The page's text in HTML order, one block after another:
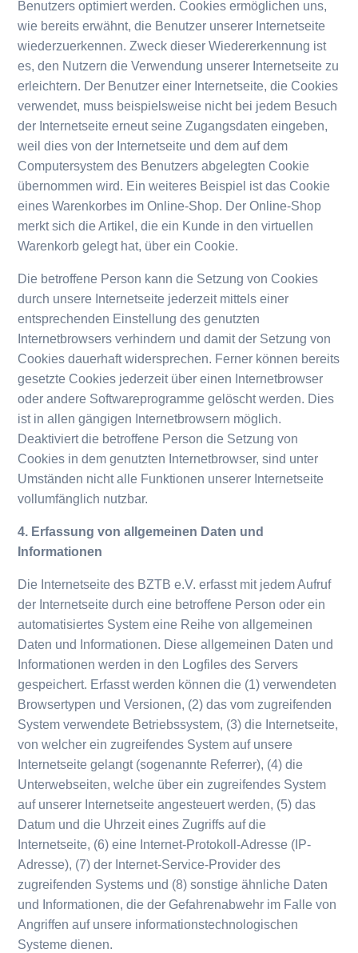
Benutzers optimiert werden. Cookies ermöglichen uns,
wie bereits erwähnt, die Benutzer unserer Internetseite
wiederzuerkennen. Zweck dieser Wiedererkennung ist
es, den Nutzern die Verwendung unserer Internetseite zu
erleichtern. Der Benutzer einer Internetseite, die Cookies
verwendet, muss beispielsweise nicht bei jedem Besuch
der Internetseite erneut seine Zugangsdaten eingeben,
weil dies von der Internetseite und dem auf dem
Computersystem des Benutzers abgelegten Cookie
übernommen wird. Ein weiteres Beispiel ist das Cookie
eines Warenkorbes im Online-Shop. Der Online-Shop
merkt sich die Artikel, die ein Kunde in den virtuellen
Warenkorb gelegt hat, über ein Cookie.
Die betroffene Person kann die Setzung von Cookies
durch unsere Internetseite jederzeit mittels einer
entsprechenden Einstellung des genutzten
Internetbrowsers verhindern und damit der Setzung von
Cookies dauerhaft widersprechen. Ferner können bereits
gesetzte Cookies jederzeit über einen Internetbrowser
oder andere Softwareprogramme gelöscht werden. Dies
ist in allen gängigen Internetbrowsern möglich.
Deaktiviert die betroffene Person die Setzung von
Cookies in dem genutzten Internetbrowser, sind unter
Umständen nicht alle Funktionen unserer Internetseite
vollumfänglich nutzbar.
4. Erfassung von allgemeinen Daten und
Informationen
Die Internetseite des BZTB e.V. erfasst mit jedem Aufruf
der Internetseite durch eine betroffene Person oder ein
automatisiertes System eine Reihe von allgemeinen
Daten und Informationen. Diese allgemeinen Daten und
Informationen werden in den Logfiles des Servers
gespeichert. Erfasst werden können die (1) verwendeten
Browsertypen und Versionen, (2) das vom zugreifenden
System verwendete Betriebssystem, (3) die Internetseite,
von welcher ein zugreifendes System auf unsere
Internetseite gelangt (sogenannte Referrer), (4) die
Unterwebseiten, welche über ein zugreifendes System
auf unserer Internetseite angesteuert werden, (5) das
Datum und die Uhrzeit eines Zugriffs auf die
Internetseite, (6) eine Internet-Protokoll-Adresse (IP-
Adresse), (7) der Internet-Service-Provider des
zugreifenden Systems und (8) sonstige ähnliche Daten
und Informationen, die der Gefahrenabwehr im Falle von
Angriffen auf unsere informationstechnologischen
Systeme dienen.